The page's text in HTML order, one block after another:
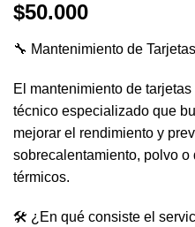
$50.000
🔧 Mantenimiento de
El mantenimiento de
técnico especializado que
mejorar el rendimiento y
sobrecalentamiento, polvo
térmicos.
🛠️ ¿En qué consiste el